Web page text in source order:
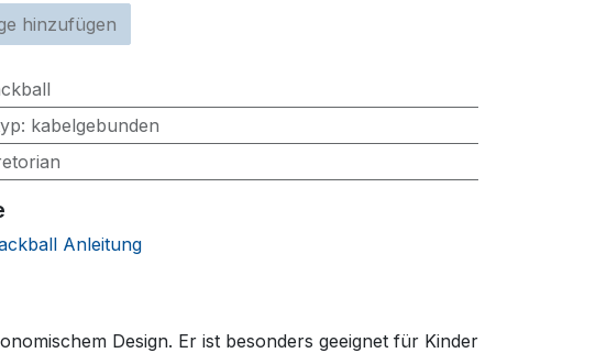
hinzufügen
: kabelgebunden
Anleitung
Design. Er ist besonders geeignet für Kinder